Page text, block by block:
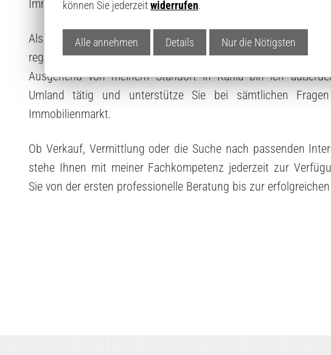
Immobilienmakler in Kahla plz auf.
Als Immobilienmakler in Kahla in Thüringen betreue ich
regionalen Auftraggeber mit einem umfassenden und
Ausgehend von meinem Standort in Kahla bin ich
Umland tätig und unterstütze Sie bei sämtlichen
Immobilienmarkt.
Ob Verkauf, Vermittlung oder die Suche nach passenden
stehe Ihnen mit meiner Fachkompetenz jederzeit zur
Sie von der ersten professionelle Beratung bis zur
können Sie jederzeitwiderrufen.
Alle annehmen Details Nur die Nötigsten